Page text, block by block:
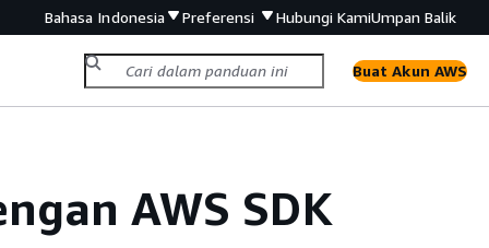
Bahasa Indonesia Preferensi Hubungi KamiUmpan Balik
Buat Akun AWS
AWS SDK